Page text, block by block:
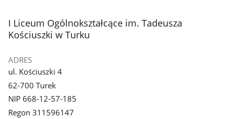
galerii.
galerii.
stopka
I Liceum Ogólnokształcące im. Tadeusza
Kościuszki w Turku
ADRES
ul. Kościuszki 4
62-700 Turek
NIP 668-12-57-185
Regon 311596147